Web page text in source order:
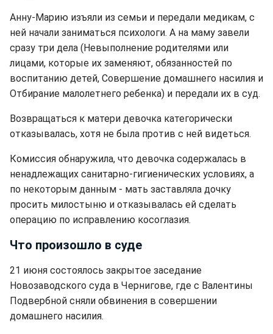
Анну-Марию изъяли из семьи и передали медикам, с
ней начали заниматься психологи. А на маму завели
сразу три дела (Невыполнение родителями или
лицами, которые их заменяют, обязанностей по
воспитанию детей, Совершение домашнего насилия и
Отбирание малолетнего ребенка) и передали их в суд.
Возвращаться к матери девочка категорически
отказывалась, хотя не была против с ней видеться.
Комиссия обнаружила, что девочка содержалась в
ненадлежащих санитарно-гигиенических условиях, а
по некоторым данным - мать заставляла дочку
просить милостыню и отказывалась ей сделать
операцию по исправлению косоглазия.
Что произошло в суде
21 июня состоялось закрытое заседание
Новозаводского суда в Чернигове, где с Валентины
Подвербной сняли обвинения в совершении
домашнего насилия.